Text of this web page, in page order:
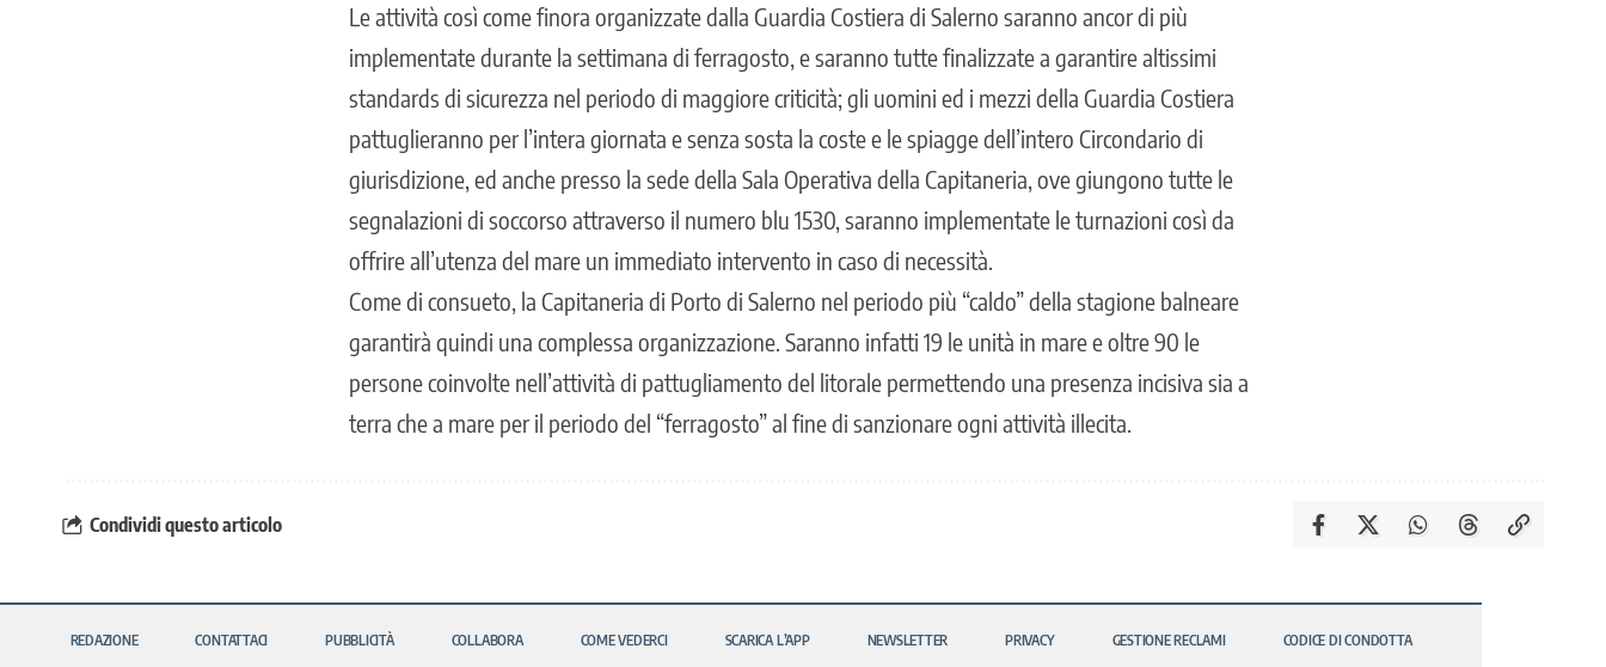
Le attività così come finora organizzate dalla Guardia Costiera di Salerno saranno ancor di più
implementate durante la settimana di ferragosto, e saranno tutte finalizzate a garantire altissimi
standards di sicurezza nel periodo di maggiore criticità; gli uomini ed i mezzi della Guardia Costiera
pattuglieranno per l’intera giornata e senza sosta la coste e le spiagge dell’intero Circondario di
giurisdizione, ed anche presso la sede della Sala Operativa della Capitaneria, ove giungono tutte le
segnalazioni di soccorso attraverso il numero blu 1530, saranno implementate le turnazioni così da
offrire all’utenza del mare un immediato intervento in caso di necessità.
Come di consueto, la Capitaneria di Porto di Salerno nel periodo più “caldo” della stagione balneare
garantirà quindi una complessa organizzazione. Saranno infatti 19 le unità in mare e oltre 90 le
persone coinvolte nell’attività di pattugliamento del litorale permettendo una presenza incisiva sia a
terra che a mare per il periodo del “ferragosto” al fine di sanzionare ogni attività illecita.
Condividi questo articolo
REDAZIONE CONTATTACI PUBBLICITÀ COLLABORA COME VEDERCI SCARICA L’APP NEWSLETTER PRIVACY GESTIONE RECLAMI CODICE DI CONDOTTA